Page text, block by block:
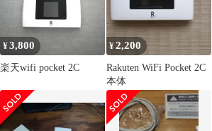
¥3,800
楽天wifi pocket 2C
¥2,200
Rakuten WiFi Pocket 2C
本体